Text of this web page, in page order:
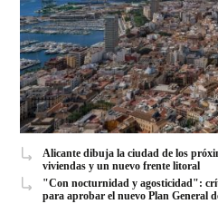
Alicante dibuja la ciudad de los
viviendas y un nuevo frente litoral
"Con nocturnidad y agosticidad":
para aprobar el nuevo Plan General